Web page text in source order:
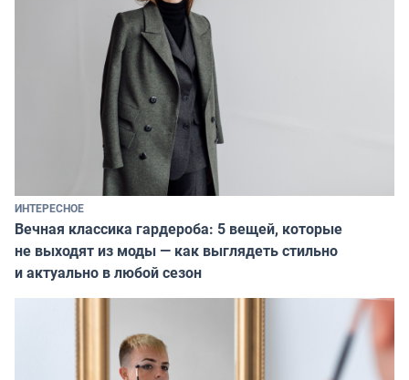
ИНТЕРЕСНОЕ
Вечная классика гардероба: 5 вещей, которые
не выходят из моды — как выглядеть стильно
и актуально в любой сезон